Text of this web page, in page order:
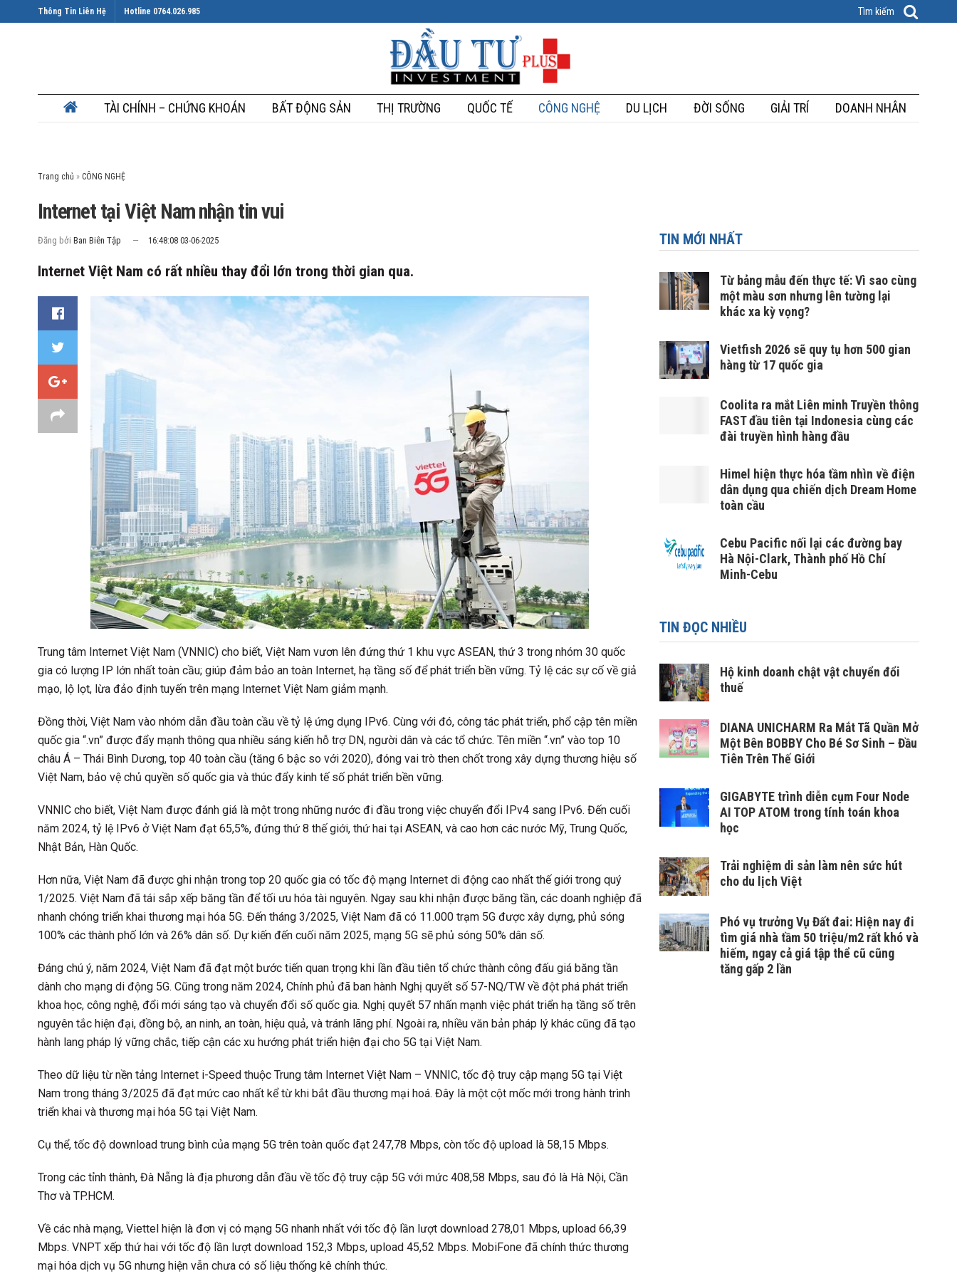
Thông Tin Liên Hệ Hotline 0764.026.985
TÀI CHÍNH – CHỨNG KHOÁN BẤT ĐỘNG SẢN THỊ TRƯỜNG QUỐC TẾ CÔNG NGHỆ DU LỊCH ĐỜI SỐNG GIẢI TRÍ DOANH NHÂN
Trang chủ »
Internet tại Việt Nam nhận tin vui
Đăng bởi Ban Biên Tập 16:48:08 03-06-2025
Internet Việt Nam có rất nhiều thay đổi lớn trong thời gian qua.
Trung tâm Internet Việt Nam (VNNIC) cho biết, Việt Nam vươn lên đứng thứ 1 khu vực ASEAN, thứ 3 trong nhóm 30 quốc
gia có lượng IP lớn nhất toàn cầu; giúp đảm bảo an toàn Internet, hạ tầng số để phát triển bền vững. Tỷ lệ các sự cố về giả
mạo, lộ lọt, lừa đảo định tuyến trên mạng Internet Việt Nam giảm mạnh.
Đồng thời, Việt Nam vào nhóm dẫn đầu toàn cầu về tỷ lệ ứng dụng IPv6. Cùng với đó, công tác phát triển, phổ cập tên miền
quốc gia “.vn” được đẩy mạnh thông qua nhiều sáng kiến hỗ trợ DN, người dân và các tổ chức. Tên miền “.vn” vào top 10
châu Á – Thái Bình Dương, top 40 toàn cầu (tăng 6 bậc so với 2020), đóng vai trò then chốt trong xây dựng thương hiệu số
Việt Nam, bảo vệ chủ quyền số quốc gia và thúc đẩy kinh tế số phát triển bền vững.
VNNIC cho biết, Việt Nam được đánh giá là một trong những nước đi đầu trong việc chuyển đổi IPv4 sang IPv6. Đến cuối
năm 2024, tỷ lệ IPv6 ở Việt Nam đạt 65,5%, đứng thứ 8 thế giới, thứ hai tại ASEAN, và cao hơn các nước Mỹ, Trung Quốc,
Nhật Bản, Hàn Quốc.
Hơn nữa, Việt Nam đã được ghi nhận trong top 20 quốc gia có tốc độ mạng Internet di động cao nhất thế giới trong quý
1/2025. Việt Nam đã tái sắp xếp băng tần để tối ưu hóa tài nguyên. Ngay sau khi nhận được băng tần, các doanh nghiệp đã
nhanh chóng triển khai thương mại hóa 5G. Đến tháng 3/2025, Việt Nam đã có 11.000 trạm 5G được xây dựng, phủ sóng
100% các thành phố lớn và 26% dân số. Dự kiến đến cuối năm 2025, mạng 5G sẽ phủ sóng 50% dân số.
Đáng chú ý, năm 2024, Việt Nam đã đạt một bước tiến quan trọng khi lần đầu tiên tổ chức thành công đấu giá băng tần
dành cho mạng di động 5G. Cũng trong năm 2024, Chính phủ đã ban hành Nghị quyết số 57-NQ/TW về đột phá phát triển
khoa học, công nghệ, đổi mới sáng tạo và chuyển đổi số quốc gia. Nghị quyết 57 nhấn mạnh việc phát triển hạ tầng số trên
nguyên tắc hiện đại, đồng bộ, an ninh, an toàn, hiệu quả, và tránh lãng phí. Ngoài ra, nhiều văn bản pháp lý khác cũng đã tạo
hành lang pháp lý vững chắc, tiếp cận các xu hướng phát triển hiện đại cho 5G tại Việt Nam.
Theo dữ liệu từ nền tảng Internet i-Speed thuộc Trung tâm Internet Việt Nam – VNNIC, tốc độ truy cập mạng 5G tại Việt
Nam trong tháng 3/2025 đã đạt mức cao nhất kể từ khi bắt đầu thương mại hoá. Đây là một cột mốc mới trong hành trình
triển khai và thương mại hóa 5G tại Việt Nam.
Cụ thể, tốc độ download trung bình của mạng 5G trên toàn quốc đạt 247,78 Mbps, còn tốc độ upload là 58,15 Mbps.
Trong các tỉnh thành, Đà Nẵng là địa phương dẫn đầu về tốc độ truy cập 5G với mức 408,58 Mbps, sau đó là Hà Nội, Cần
Thơ và TP.HCM.
Về các nhà mạng, Viettel hiện là đơn vị có mạng 5G nhanh nhất với tốc độ lần lượt download 278,01 Mbps, upload 66,39
Mbps. VNPT xếp thứ hai với tốc độ lần lượt download 152,3 Mbps, upload 45,52 Mbps. MobiFone đã chính thức thương
mại hóa dịch vụ 5G nhưng hiện vẫn chưa có số liệu thống kê chính thức.
TIN MỚI NHẤT
Từ bảng mẫu đến thực tế: Vì sao cùng
một màu sơn nhưng lên tường lại
khác xa kỳ vọng?
Vietfish 2026 sẽ quy tụ hơn 500 gian
hàng từ 17 quốc gia
Coolita ra mắt Liên minh Truyền thông
FAST đầu tiên tại Indonesia cùng các
đài truyền hình hàng đầu
Himel hiện thực hóa tầm nhìn về điện
dân dụng qua chiến dịch Dream Home
toàn cầu
Cebu Pacific nối lại các đường bay
Hà Nội-Clark, Thành phố Hồ Chí
Minh-Cebu
TIN ĐỌC NHIỀU
Hộ kinh doanh chật vật chuyển đổi
thuế
DIANA UNICHARM Ra Mắt Tã Quần Mở
Một Bên BOBBY Cho Bé Sơ Sinh – Đầu
Tiên Trên Thế Giới
GIGABYTE trình diễn cụm Four Node
AI TOP ATOM trong tính toán khoa
học
Trải nghiệm di sản làm nên sức hút
cho du lịch Việt
Phó vụ trưởng Vụ Đất đai: Hiện nay đi
tìm giá nhà tầm 50 triệu/m2 rất khó và
hiếm, ngay cả giá tập thể cũ cũng
tăng gấp 2 lần